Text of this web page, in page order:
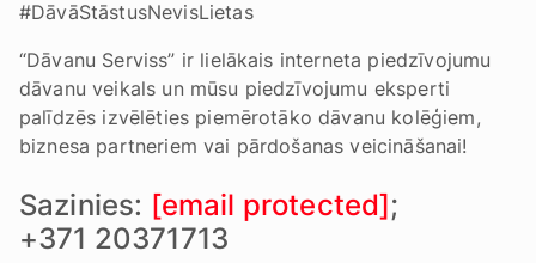
#DāvāStāstusNevisLietas
“Dāvanu Serviss” ir lielākais interneta piedzīvojumu
dāvanu veikals un mūsu piedzīvojumu eksperti
palīdzēs izvēlēties piemērotāko dāvanu kolēģiem,
biznesa partneriem vai pārdošanas veicināšanai!
Sazinies: [email protected];
+371 20371713